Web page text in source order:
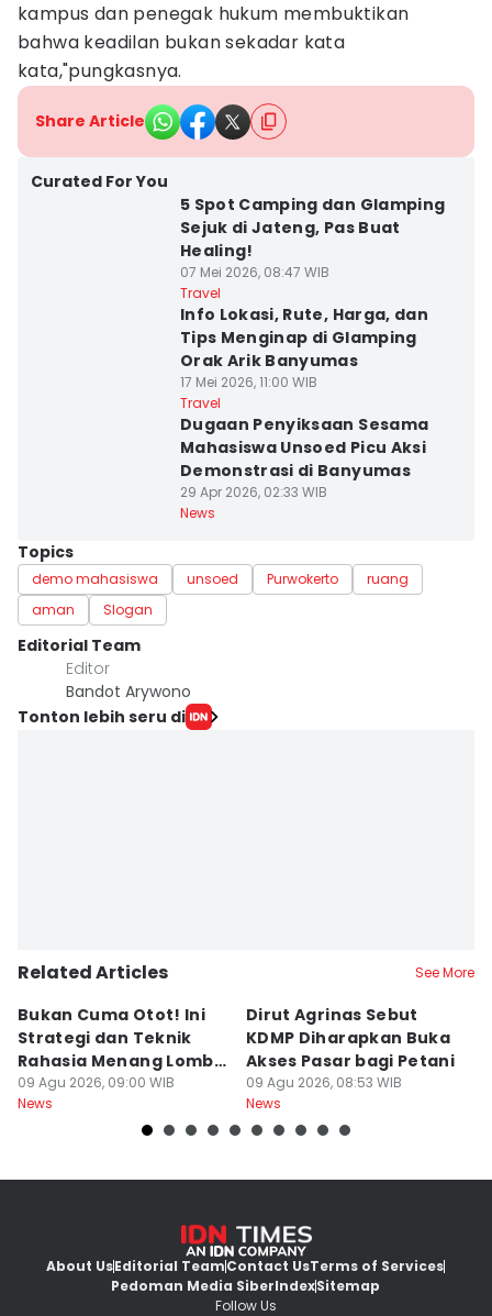
kampus dan penegak hukum membuktikan
bahwa keadilan bukan sekadar kata
kata,"pungkasnya.
Share Article
Curated For You
5 Spot Camping dan Glamping
Sejuk di Jateng, Pas Buat
Healing!
07 Mei 2026, 08:47 WIB
Travel
Info Lokasi, Rute, Harga, dan
Tips Menginap di Glamping
Orak Arik Banyumas
17 Mei 2026, 11:00 WIB
Travel
Dugaan Penyiksaan Sesama
Mahasiswa Unsoed Picu Aksi
Demonstrasi di Banyumas
29 Apr 2026, 02:33 WIB
News
Topics
demo mahasiswa unsoed Purwokerto
ruang
aman
Slogan
Editorial Team
Editor
Bandot Arywono
Tonton lebih seru di
Related Articles See More
Bukan Cuma Otot! Ini
Strategi dan Teknik
Rahasia Menang Lomba
Panjat Pinang
09 Agu 2026, 09:00 WIB
News
Dirut Agrinas Sebut
KDMP Diharapkan Buka
Akses Pasar bagi Petani
09 Agu 2026, 08:53 WIB
News
About UsEditorial TeamContact UsTerms of Services
Pedoman Media SiberIndexSitemap
Follow Us